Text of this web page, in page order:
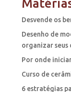
Desvende os
Desenho de
organizar seus
Por onde
Curso de
6 estratégias